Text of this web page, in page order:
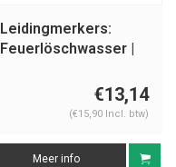
Leidingmerkers:
Feuerlöschwasser |
€13,14
(€15,90 Incl. btw)
Meer info